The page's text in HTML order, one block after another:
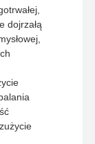
dojrzałą